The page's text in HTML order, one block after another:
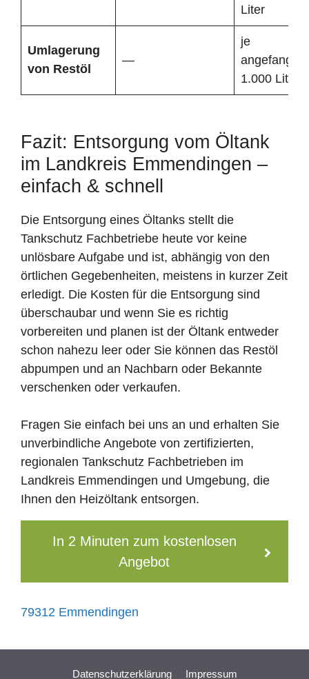
Liter
Umlagerung
von Restöl
—
je
1.000 Liter
Fazit: Entsorgung vom Öltank
im Landkreis Emmendingen –
einfach & schnell
Die Entsorgung eines Öltanks stellt die
Tankschutz Fachbetriebe heute vor keine
unlösbare Aufgabe und ist, abhängig von den
örtlichen Gegebenheiten, meistens in kurzer Zeit
erledigt. Die Kosten für die Entsorgung sind
überschaubar und wenn Sie es richtig
vorbereiten und planen ist der Öltank entweder
schon nahezu leer oder Sie können das Restöl
abpumpen und an Nachbarn oder Bekannte
verschenken oder verkaufen.
Fragen Sie einfach bei uns an und erhalten Sie
unverbindliche Angebote von zertifizierten,
regionalen Tankschutz Fachbetrieben im
Landkreis Emmendingen und Umgebung, die
Ihnen den Heizöltank entsorgen.
In 2 Minuten zum kostenlosen
Angebot
79312 Emmendingen
Datenschutzerklärung Impressum